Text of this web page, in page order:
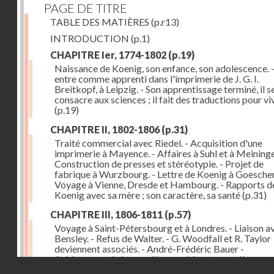
PAGE DE TITRE
TABLE DES MATIÈRES (p.r13)
INTRODUCTION (p.1)
CHAPITRE Ier, 1774-1802 (p.19)
Naissance de Koenig, son enfance, son adolescence.
entre comme apprenti dans l'imprimerie de J. G. I.
Breitkopf, à Leipzig. - Son apprentissage terminé, il
consacre aux sciences ; il fait des traductions pour
(p.19)
CHAPITRE II, 1802-1806(p.31)
Traité commercial avec Riedel. - Acquisition d'une
imprimerie à Mayence. - Affaires à Suhl et à
Construction de presses et stéréotypie. - Projet de
fabrique à Wurzbourg. - Lettre de Koenig à
Voyage à Vienne, Dresde et Hambourg. - Rapports
Koenig avec sa mère ; son caractère, sa santé(p.31)
CHAPITRE III, 1806-1811 (p.57)
Voyage à Saint-Pétersbourg et à Londres. - Liaison
Bensley. - Refus de Walter. - G. Woodfall et R. Taylor
deviennent associés. - André-Frédéric Bauer -
Achèvement de la première machine et premières